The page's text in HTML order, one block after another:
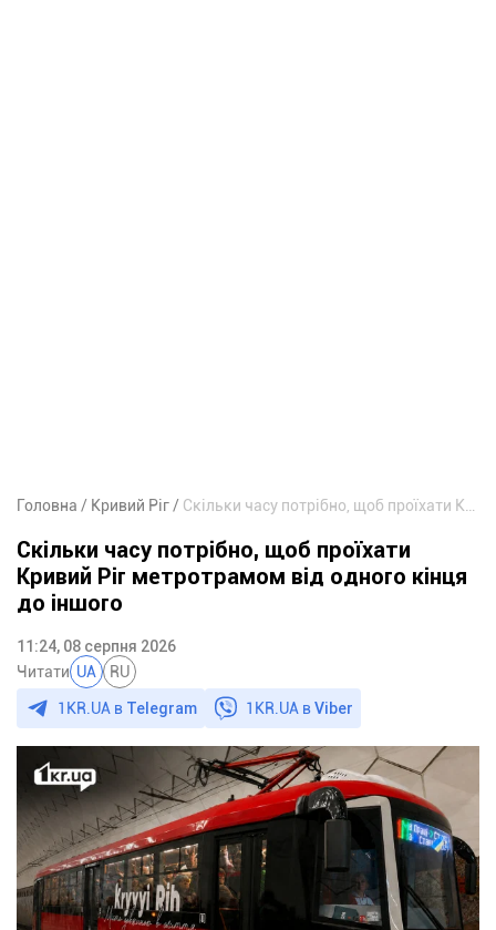
Головна Кривий Ріг
Скільки часу потрібно, щоб проїхати
Кривий Ріг метротрамом від одного кінця
до іншого
11:24, 08 серпня 2026
Читати UA RU
1KR.UA в Telegram 1KR.UA вViber